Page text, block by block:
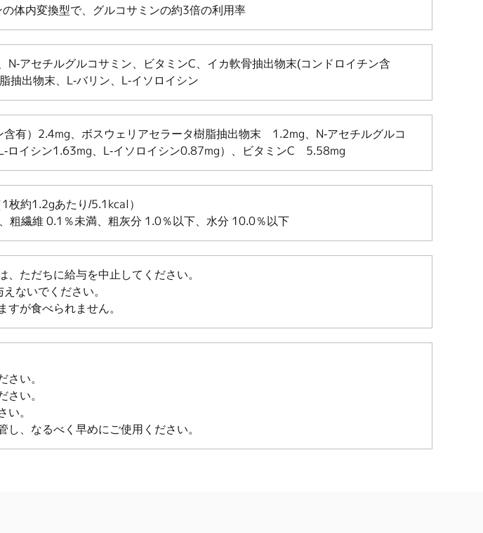
体内変換型で、グルコサミンの約3倍の利用率
N-アセチルグルコサミン、ビタミンC、イカ軟骨抽出物末(コンドロイチン含
抽出物末、L-バリン、L-イソロイシン
有）2.4mg、ボスウェリアセラータ樹脂抽出物末 1.2mg、N-アセチルグルコ
イシン1.63mg、L-イソロイシン0.87mg）、ビタミンC 5.58mg
枚約1.2gあたり/5.1kcal）
粗繊維 0.1％未満、粗灰分 1.0％以下、水分 10.0％以下
、ただちに給与を中止してください。
ないでください。
すが食べられません。
さい。
さい。
い。
し、なるべく早めにご使用ください。